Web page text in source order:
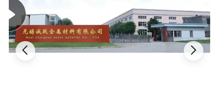
MOQ
Ketebalan
Kelas Baja baja karbon rendah
Panjang 6m, 8m, 9m, 12 m, kustomisasi